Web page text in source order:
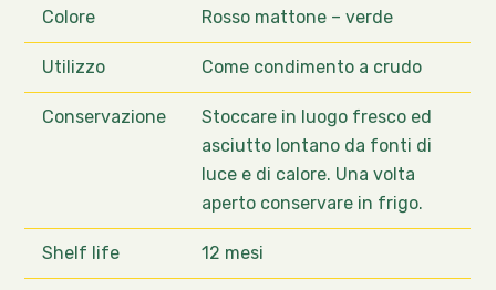
Colore Rosso mattone – verde
Utilizzo Come condimento a crudo
Conservazione
Stoccare in luogo fresco ed
asciutto lontano da fonti di
luce e di calore. Una volta
aperto conservare in frigo.
Shelf life 12 mesi